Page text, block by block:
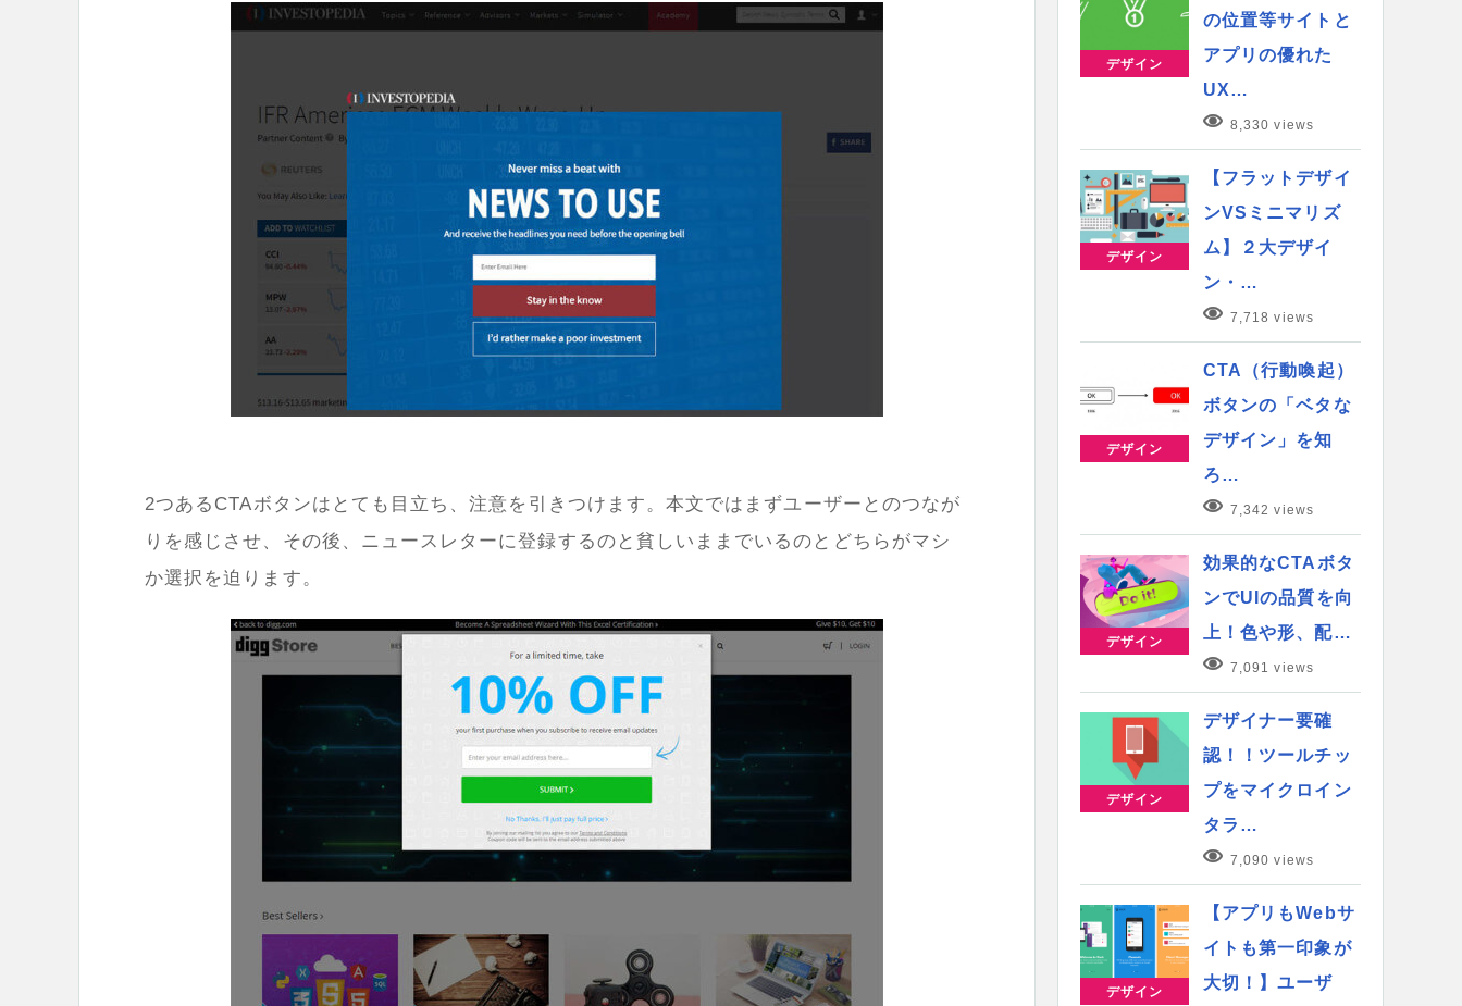
2つあるCTAボタンはとても目立ち、注意を引きつけます。本文ではまずユーザーとのつなが
りを感じさせ、その後、ニュースレターに登録するのと貧しいままでいるのとどちらがマシ
か選択を迫ります。
デザイン
の位置等サイトと
アプリの優れた
UX…
8,330 views
デザイン
【フラットデザイ
ンVSミニマリズ
ム】２大デザイ
ン・…
7,718 views
デザイン
CTA（行動喚起）
ボタンの「ベタな
デザイン」を知
ろ…
7,342 views
デザイン
効果的なCTAボタ
ンでUIの品質を向
上！色や形、配…
7,091 views
デザイン
デザイナー要確
認！！ツールチッ
プをマイクロイン
タラ…
7,090 views
デザイン
【アプリもWebサ
イトも第一印象が
大切！】ユーザ